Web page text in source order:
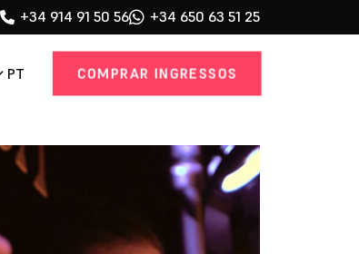
+34 914 91 50 56 +34 650 63 51 25
PT COMPRAR INGRESSOS